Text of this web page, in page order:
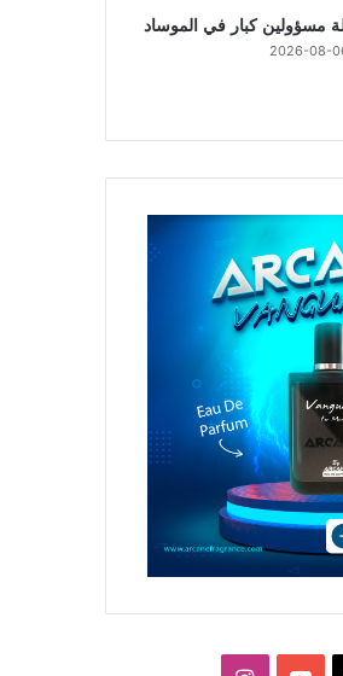
مسؤولين كبار في الموساد
2026-08-